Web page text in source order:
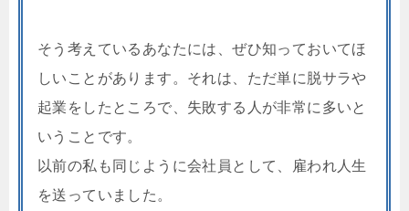
そう考えているあなたには、ぜひ知っておいてほ
しいことがあります。それは、ただ単に脱サラや
起業をしたところで、失敗する人が非常に多いと
いうことです。
以前の私も同じように会社員として、雇われ人生
を送っていました。